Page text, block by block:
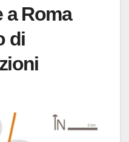
a Roma
di